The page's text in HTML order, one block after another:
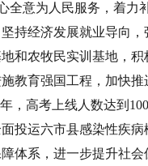
全意为人民服务，着力
坚持经济发展就业导向
和农牧民实训基地，
教育强国工程，加快
，高考上线人数达到
投运六市县感染性疾
体系，进一步提升社